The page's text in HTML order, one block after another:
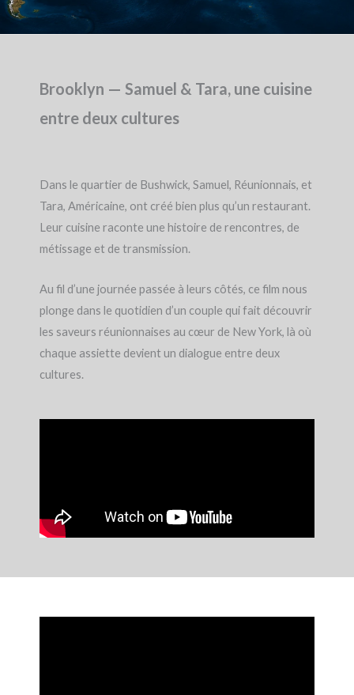
Brooklyn — Samuel & Tara, une cuisine
entre deux cultures
Dans le quartier de Bushwick, Samuel, Réunionnais, et
Tara, Américaine, ont créé bien plus qu’un restaurant.
Leur cuisine raconte une histoire de rencontres, de
métissage et de transmission.
Au fil d’une journée passée à leurs côtés, ce film nous
plonge dans le quotidien d’un couple qui fait découvrir
les saveurs réunionnaises au cœur de New York, là où
chaque assiette devient un dialogue entre deux
cultures.